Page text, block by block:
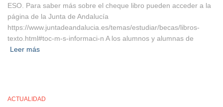
ESO. Para saber más sobre el cheque libro pueden acceder a la
página de la Junta de Andalucía
https://www.juntadeandalucia.es/temas/estudiar/becas/libros-
texto.html#toc-m-s-informaci-n A los alumnos y alumnas de
Leer más
ACTUALIDAD